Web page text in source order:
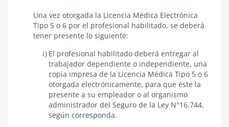
Una vez otorgada la Licencia Médica Electrónica
Tipo 5 o 6 por el profesional habilitado, se deberá
tener presente lo siguiente:
El profesional habilitado deberá entregar al
trabajador dependiente o independiente, una
copia impresa de la Licencia Médica Tipo 5 o 6
otorgada electrónicamente, para que éste la
presente a su empleador o al organismo
administrador del Seguro de la Ley N°16.744,
según corresponda.